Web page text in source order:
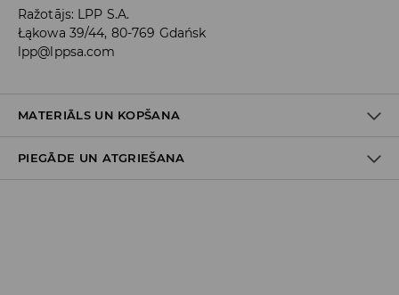
Ražotājs: LPP S.A.
Łąkowa 39/44, 80-769 Gdańsk
lpp@lppsa.com
MATERIĀLS UN KOPŠANA
PIRMAIS MATERIĀLS: 100% KOKVILNA
PIEGĀDE UN ATGRIEŠANA